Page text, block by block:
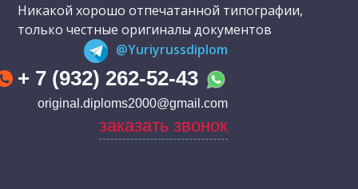
Никакой хорошо отпечатанной типографии,
только честные оригиналы документов
@Yuriyrussdiplom
+ 7 (932) 262-52-43
original.diploms2000@gmail.com
заказать звонок